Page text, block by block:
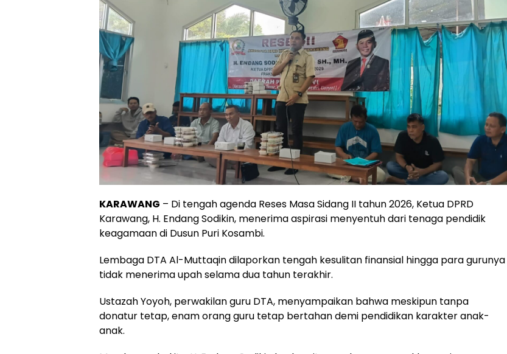
KARAWANG – Di tengah agenda Reses Masa Sidang II tahun 2026, Ketua DPRD
Karawang, H. Endang Sodikin, menerima aspirasi menyentuh dari tenaga pendidik
keagamaan di Dusun Puri Kosambi.
Lembaga DTA Al-Muttaqin dilaporkan tengah kesulitan finansial hingga para gurunya
tidak menerima upah selama dua tahun terakhir.
Ustazah Yoyoh, perwakilan guru DTA, menyampaikan bahwa meskipun tanpa
donatur tetap, enam orang guru tetap bertahan demi pendidikan karakter anak-
anak.